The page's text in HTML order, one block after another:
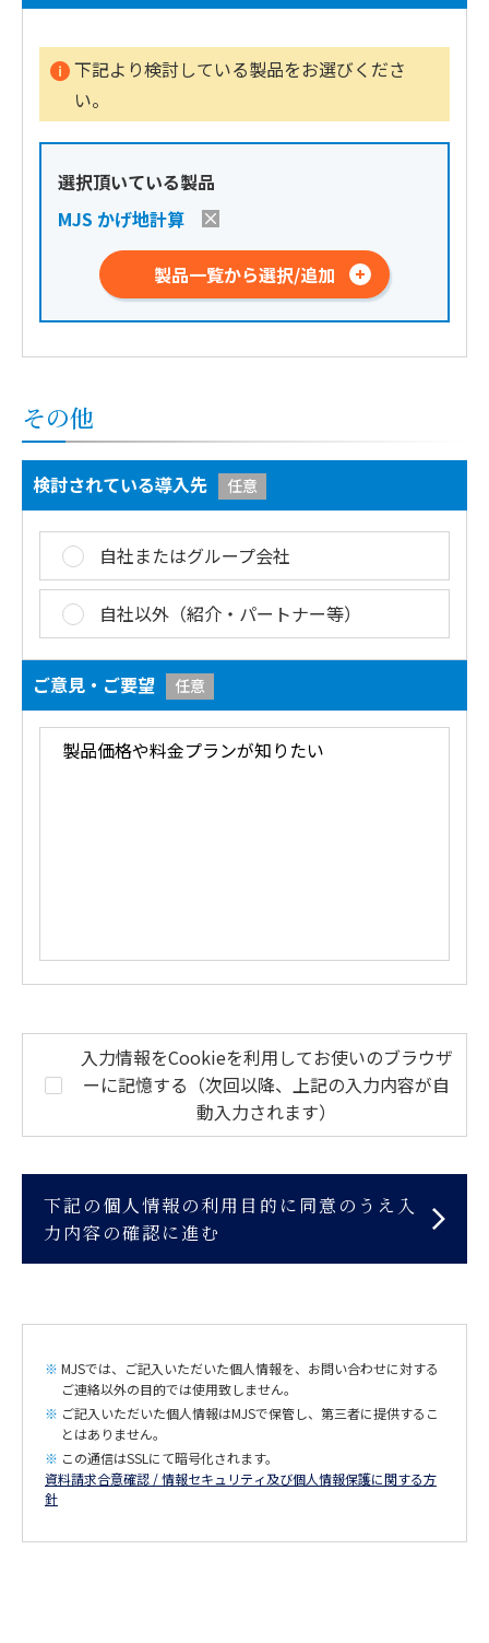
下記より検討している製品をお選びくださ
い。
選択頂いている製品
MJS かげ地計算
製品一覧から選択/追加
その他
検討されている導入先 任意
自社またはグループ会社
自社以外（紹介・パートナー等）
ご意見・ご要望 任意
入力情報をCookieを利用してお使いのブラウザ
ーに記憶する（次回以降、上記の入力内容が自
動入力されます）
MJSでは、ご記入いただいた個人情報を、お問い合わせに対する
ご連絡以外の目的では使用致しません。
ご記入いただいた個人情報はMJSで保管し、第三者に提供するこ
とはありません。
この通信はSSLにて暗号化されます。
資料請求合意確認 / 情報セキュリティ及び個人情報保護に関する方
針